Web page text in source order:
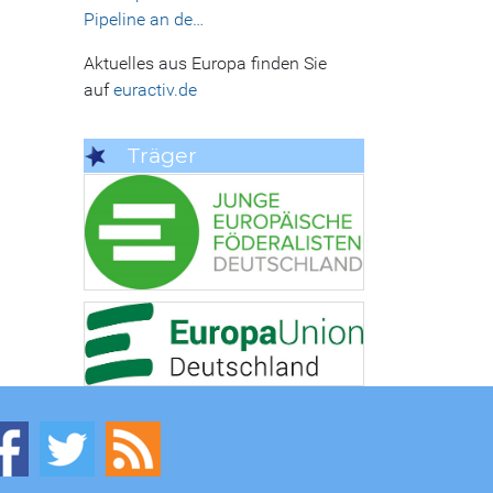
Pipeline an de…
Aktuelles aus Europa finden Sie
aufeuractiv.de
Träger